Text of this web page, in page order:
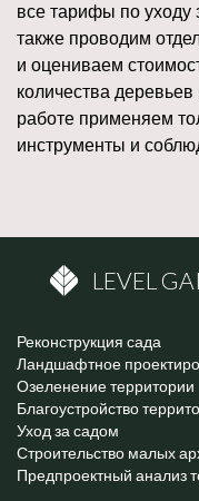
все тарифы по уходу
также проводим
и оцениваем
количества
работе применяем
инструменты и
LEVEL
Реконструкция сада
Ландшафтное
Озеленение территории
Благоустройство
Уход за садом
Строительство малых
Предпроектный анализ